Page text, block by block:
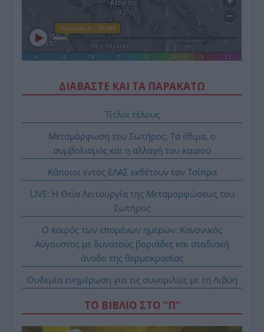
ΔΙΑΒΑΣΤΕ ΚΑΙ ΤΑ ΠΑΡΑΚΑΤΩ
Τίτλοι τέλους
Μεταμόρφωση του Σωτήρος: Τα έθιμα, ο
συμβολισμός και η αλλαγή του καιρού
Κάποιοι εντός ΕΛΑΣ εκθέτουν τον Τσίπρα
LIVE: Η Θεία Λειτουργία της Μεταμορφώσεως του
Σωτήρος
Ο καιρός των επομένων ημερών: Κανονικός
Αύγουστος με δυνατούς βοριάδες και σταδιακή
άνοδο της θερμοκρασίας
Ουδεμία ενημέρωση για τις συνομιλίες με τη Λιβύη
ΤΟ ΒΙΒΛΙΟ ΣΤΟ “Π”